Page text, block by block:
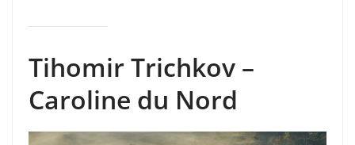
Tihomir Trichkov –
Caroline du Nord